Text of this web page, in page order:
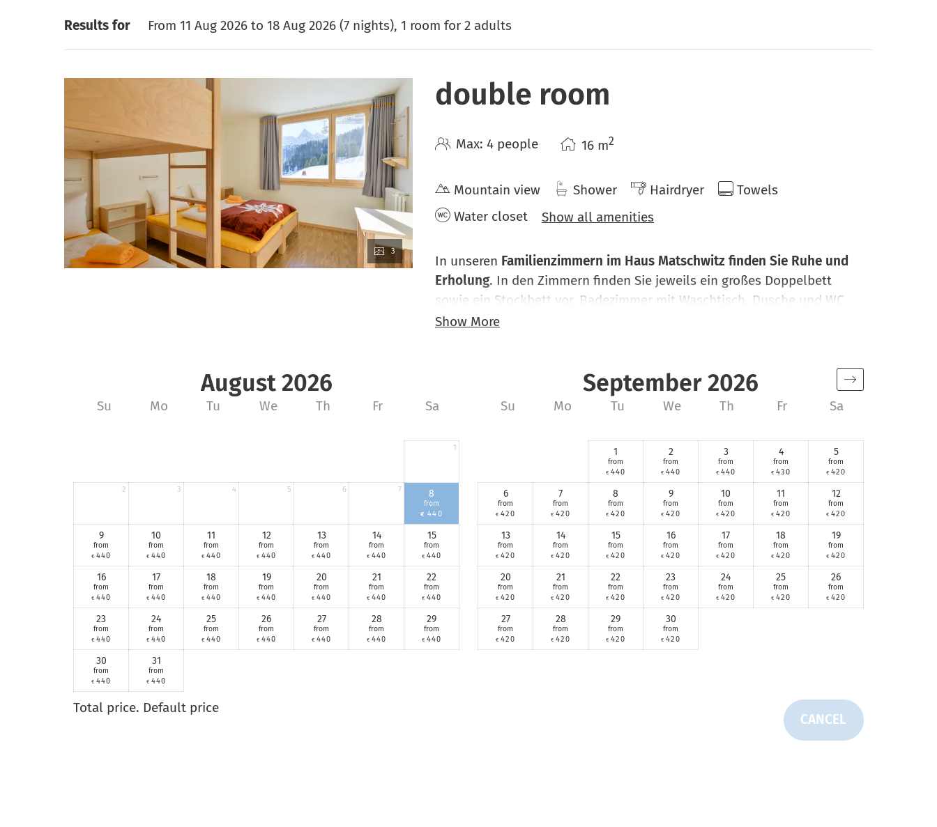
Offers available in "double room"
Results for From 11 Aug 2026 to 18 Aug 2026 (7 nights), 1 room for 2 adults
3
double room
Max: 4 people 16 m2
Mountain view Shower Hairdryer
Towels
Water closet
Show all amenities
In unseren Familienzimmern im Haus Matschwitz finden Sie Ruhe und
Erholung. In den Zimmern finden Sie jeweils ein großes Doppelbett
sowie ein Stockbett vor. Badezimmer mit Waschtisch, Dusche und WC
gehören genauso zur Grundausstattung wie Haarfön, TV, frische
Skigebiet Golm runden das Angebot ab. Die Zimmer werden täglich
Show More
Su Mo Tu We Th Fr Sa Su Mo Tu We Th Fr Sa
August 2026
1
2 3 4 5 6 7 8
from
€ 440
9
from
€ 440
10
from
€ 440
11
from
€ 440
12
from
€ 440
13
from
€ 440
14
from
€ 440
15
from
€ 440
16
from
€ 440
17
from
€ 440
18
from
€ 440
19
from
€ 440
20
from
€ 440
21
from
€ 440
22
from
€ 440
23
from
€ 440
24
from
€ 440
25
from
€ 440
26
from
€ 440
27
from
€ 440
28
from
€ 440
29
from
€ 440
30
from
€ 440
31
from
€ 440
September 2026
1
from
€ 440
2
from
€ 440
3
from
€ 440
4
from
€ 430
5
from
€ 420
6
from
€ 420
7
from
€ 420
8
from
€ 420
9
from
€ 420
10
from
€ 420
11
from
€ 420
12
from
€ 420
13
from
€ 420
14
from
€ 420
15
from
€ 420
16
from
€ 420
17
from
€ 420
18
from
€ 420
19
from
€ 420
20
from
€ 420
21
from
€ 420
22
from
€ 420
23
from
€ 420
24
from
€ 420
25
from
€ 420
26
from
€ 420
27
from
€ 420
28
from
€ 420
29
from
€ 420
30
from
€ 420
Total price. Default price
CANCEL